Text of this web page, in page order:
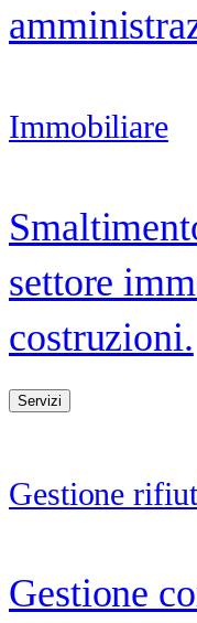
Immobiliare
settore
costruzioni.
Servizi
Gestione
Gestione